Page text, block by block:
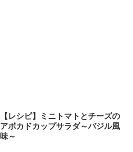
【レシピ】ミニトマトとチーズの
アボカドカップサラダ～バジル風
味～